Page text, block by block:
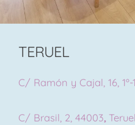
TERUEL
C/ Ramón y Cajal, 16, 1º-
C/ Brasil, 2, 44003,